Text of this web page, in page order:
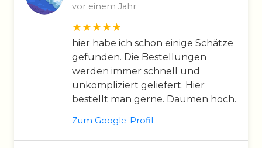
vor einem Jahr
hier habe ich schon einige Schätze
gefunden. Die Bestellungen
werden immer schnell und
unkompliziert geliefert. Hier
bestellt man gerne. Daumen hoch.
Zum Google-Profil